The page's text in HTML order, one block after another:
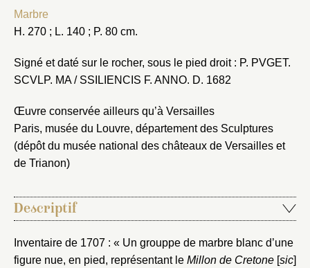
Marbre
H. 270 ; L. 140 ; P. 80 cm.
Signé et daté sur le rocher, sous le pied droit : P. PVGET.
SCVLP. MA / SSILIENCIS F. ANNO. D. 1682
Œuvre conservée ailleurs qu’à Versailles
Paris, musée du Louvre, département des Sculptures
(dépôt du musée national des châteaux de Versailles et
de Trianon)
Descriptif
Inventaire de 1707 : « Un grouppe de marbre blanc d’une
figure nue, en pied, représentant le Millon de Cretone sic